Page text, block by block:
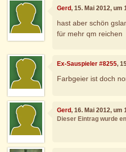
Gerd, 15. Mai 2012, um
hast aber schön
für mehr qm reichen
Ex-Sauspieler #8255,
Farbgeier ist doch
Gerd, 16. Mai 2012, um
Dieser Eintrag wurde